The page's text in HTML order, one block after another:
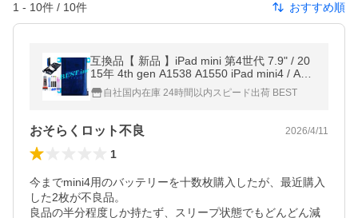
1 - 10件 / 10件 おすすめ順
互換品【 新品 】iPad mini 第4世代 7.9" / 20
15年 4th gen A1538 A1550 iPad mini4 / A15
46 バッテリー容量:5124mAh 電圧制限:3.8V
*37 =自社国内在庫 24時間以内スピード出荷 BEST
おそらくロット不良 2026/4/11
1
今までmini4用のバッテリーを十数枚購入したが、最近購入
した2枚が不良品。
良品の半分程度しか持たず、スリープ状態でもどんどん減